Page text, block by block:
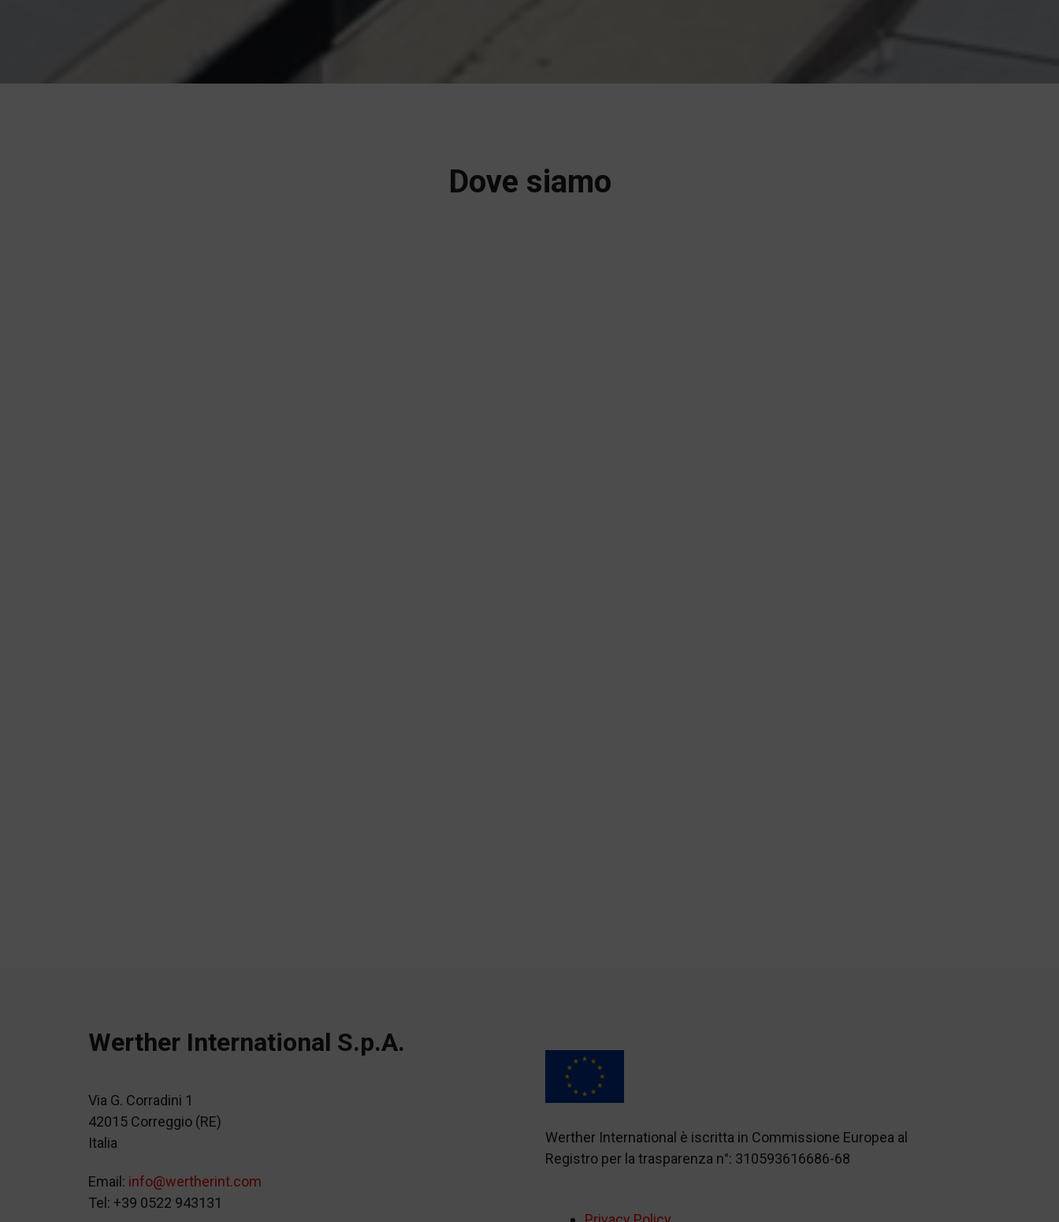
Dove siamo
Werther International S.p.A.
Via G. Corradini 1
42015 Correggio (RE)
Italia
Email: info@wertherint.com
Tel: +39 0522 943131
Werther International è iscritta in Commissione Europea al
Registro per la trasparenza n°: 310593616686-68